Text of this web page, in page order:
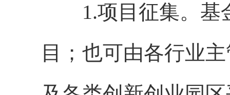
1.项目征集。基
目；也可由各行业